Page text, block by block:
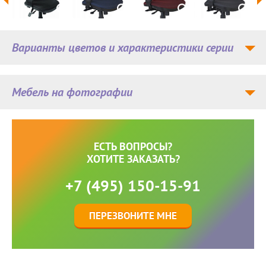
Мебель на фотографии
Варианты цветов и характеристики серии
ЕСТЬ ВОПРОСЫ?
ХОТИТЕ ЗАКАЗАТЬ?
+7 (495) 150-15-91
ПЕРЕЗВОНИТЕ МНЕ